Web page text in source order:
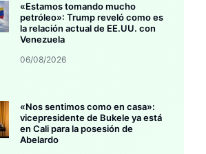
«Estamos tomando mucho
petróleo»: Trump reveló como es
la relación actual de EE.UU. con
Venezuela
06/08/2026
«Nos sentimos como en casa»:
vicepresidente de Bukele ya está
en Cali para la posesión de
Abelardo